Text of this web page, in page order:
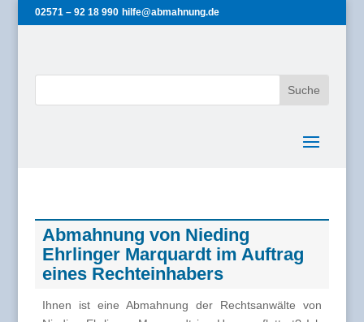
02571 – 92 18 990 hilfe@abmahnung.de
Abmahnung von Nieding
Ehrlinger Marquardt im Auftrag
eines Rechteinhabers
Ihnen ist eine Abmahnung der Rechtsanwälte von